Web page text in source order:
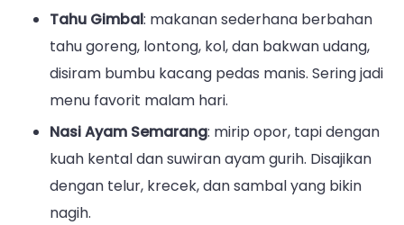
Tahu Gimbal: makanan sederhana berbahan
tahu goreng, lontong, kol, dan bakwan udang,
disiram bumbu kacang pedas manis. Sering jadi
menu favorit malam hari.
Nasi Ayam Semarang: mirip opor, tapi dengan
kuah kental dan suwiran ayam gurih. Disajikan
dengan telur, krecek, dan sambal yang bikin
nagih.